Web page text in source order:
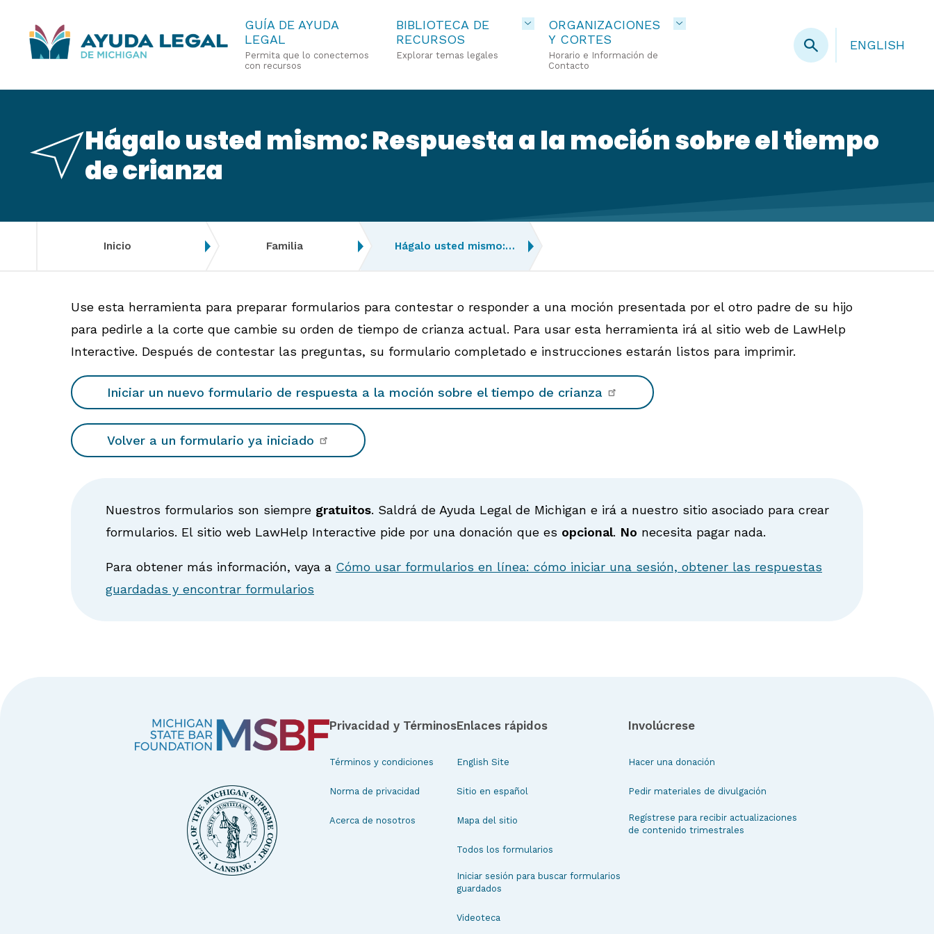
al
contenido
GUÍA DE AYUDA
LEGAL
Permita que lo conectemos
con recursos
BIBLIOTECA DE
RECURSOS
Explorar temas legales
ORGANIZACIONES
Y CORTES
Horario e Información de
Contacto
ENGLISH
Hágalo usted mismo: Respuesta a la moción sobre el tiempo
de crianza
Inicio Familia Hágalo usted mismo:…
Use esta herramienta para preparar formularios para contestar o responder a una moción presentada por el otro padre de su hijo
para pedirle a la corte que cambie su orden de tiempo de crianza actual. Para usar esta herramienta irá al sitio web de LawHelp
Interactive. Después de contestar las preguntas, su formulario completado e instrucciones estarán listos para imprimir.
Iniciar un nuevo formulario de respuesta a la moción sobre el tiempo de crianza
Volver a un formulario ya iniciado
Nuestros formularios son siempre gratuitos. Saldrá de Ayuda Legal de Michigan e irá a nuestro sitio asociado para crear
formularios. El sitio web LawHelp Interactive pide por una donación que es opcional. No necesita pagar nada.
Para obtener más información, vaya a Cómo usar formularios en línea: cómo iniciar una sesión, obtener las respuestas
guardadas y encontrar formularios
Privacidad y Términos
Términos y condiciones
Norma de privacidad
Acerca de nosotros
Enlaces rápidos
English Site
Sitio en español
Mapa del sitio
Todos los formularios
Iniciar sesión para buscar formularios
guardados
Videoteca
Involúcrese
Hacer una donación
Pedir materiales de divulgación
Regístrese para recibir actualizaciones
de contenido trimestrales